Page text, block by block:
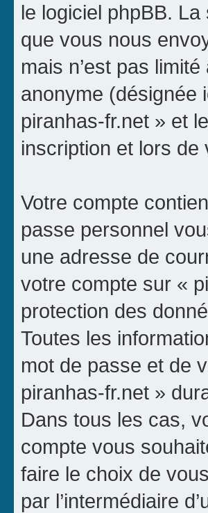
le logiciel phpBB.
que vous nous
mais n’est pas
anonyme (désignée
piranhas-fr.net » et
inscription et lors de
Votre compte
passe personnel
une adresse de
votre compte sur «
protection des
Toutes les
mot de passe et de
piranhas-fr.net »
Dans tous les cas,
compte vous
faire le choix de
par l’intermédiaire